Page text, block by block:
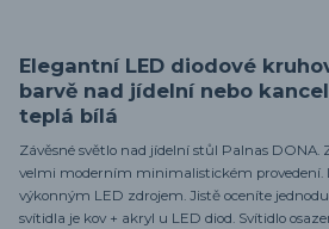
Elegantní LED diodové
barvě nad jídelní nebo
teplá bílá
Závěsné světlo nad jídelní stůl Palnas DONA.
velmi moderním minimalistickém provedení.
výkonným LED zdrojem. Jistě oceníte
svítidla je kov + akryl u LED diod. Svítidlo